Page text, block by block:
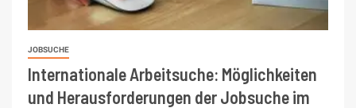
JOBSUCHE
Internationale Arbeitsuche: Möglichkeiten
und Herausforderungen der Jobsuche im